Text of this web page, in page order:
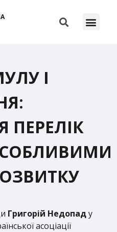
І
ПЕРЕЛІК
Григорій Недопаду
асоціації